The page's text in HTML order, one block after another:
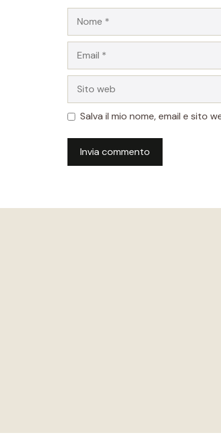
web
Salva il mio nome, email e sito